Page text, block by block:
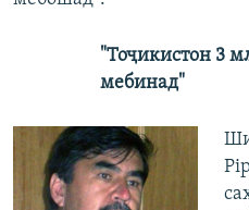
"Тоҷикистон 3
мебинад"